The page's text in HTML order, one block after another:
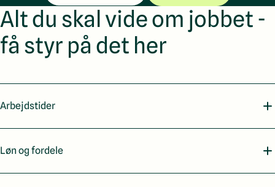
Alt du skal vide om jobbet -
få styr på det her
Arbejdstider
Løn og fordele